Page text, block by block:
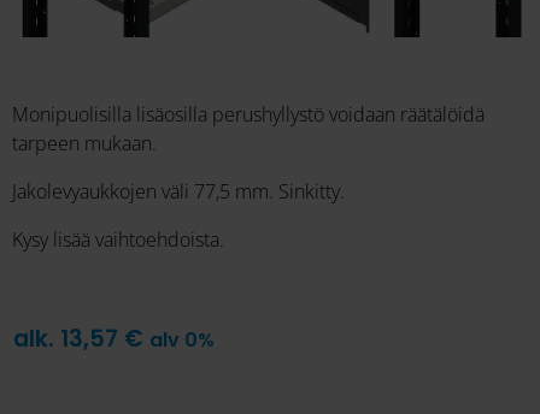
Monipuolisilla lisäosilla perushyllystö voidaan räätälöidä
tarpeen mukaan.
Jakolevyaukkojen väli 77,5 mm. Sinkitty.
Kysy lisää vaihtoehdoista.
alk. 13,57 € alv 0%